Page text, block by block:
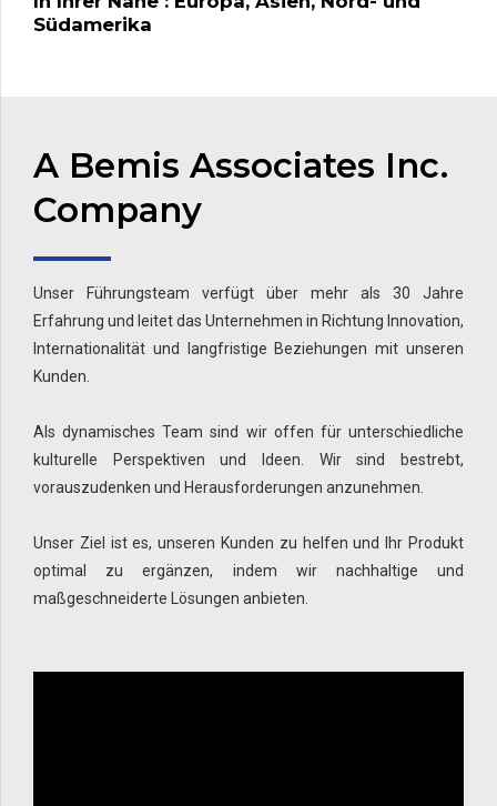
Südamerika
A Bemis Associates Inc.
Company
Unser Führungsteam verfügt über mehr als 30 Jahre
Erfahrung und leitet das Unternehmen in Richtung Innovation,
Internationalität und langfristige Beziehungen mit unseren
Kunden.
Als dynamisches Team sind wir offen für unterschiedliche
kulturelle Perspektiven und Ideen. Wir sind bestrebt,
vorauszudenken und Herausforderungen anzunehmen.
Unser Ziel ist es, unseren Kunden zu helfen und Ihr Produkt
optimal zu ergänzen, indem wir nachhaltige und
maßgeschneiderte Lösungen anbieten.